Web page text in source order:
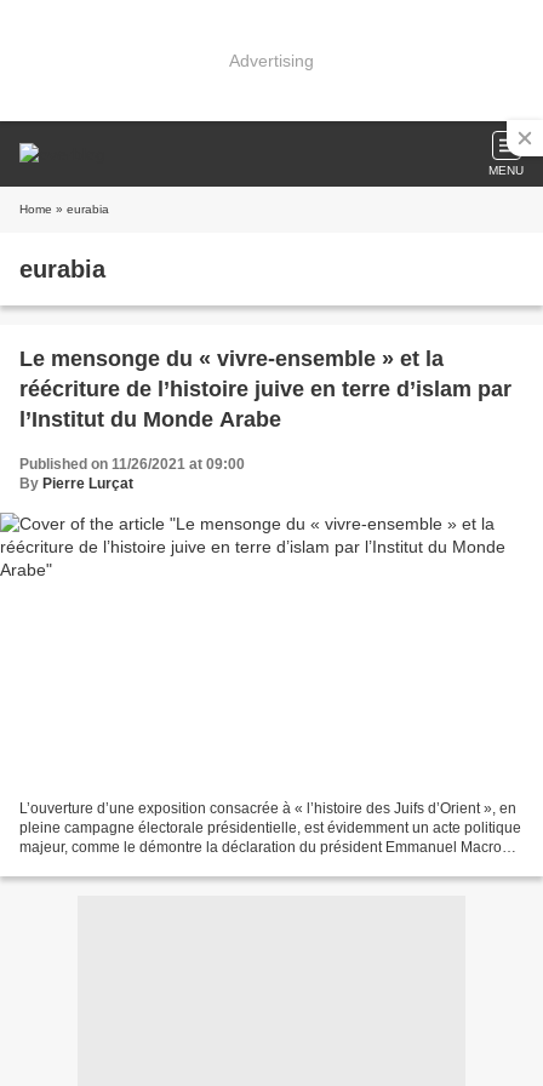
Advertising
MENU
Home » eurabia
eurabia
Le mensonge du « vivre-ensemble » et la
réécriture de l’histoire juive en terre d’islam par
l’Institut du Monde Arabe
Published on 11/26/2021 at 09:00
By Pierre Lurçat
L’ouverture d’une exposition consacrée à « l’histoire des Juifs d’Orient », en
pleine campagne électorale présidentielle, est évidemment un acte politique
majeur, comme le démontre la déclaration du président Emmanuel Macron,